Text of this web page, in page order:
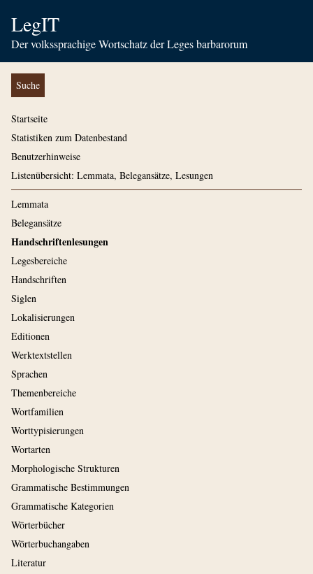
LegIT
Der volkssprachige Wortschatz der Leges barbarorum
Suche
Startseite
Statistiken zum Datenbestand
Benutzerhinweise
Listenübersicht: Lemmata, Belegansätze, Lesungen
Lemmata
Belegansätze
Handschriftenlesungen
Legesbereiche
Handschriften
Siglen
Lokalisierungen
Editionen
Werktextstellen
Sprachen
Themenbereiche
Wortfamilien
Worttypisierungen
Wortarten
Morphologische Strukturen
Grammatische Bestimmungen
Grammatische Kategorien
Wörterbücher
Wörterbuchangaben
Literatur